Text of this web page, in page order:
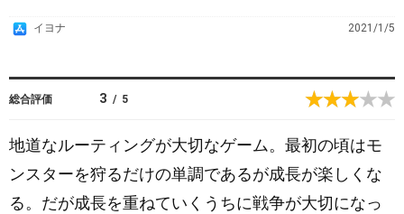
A
S
o
e
イヨナ 2021/1/5
総合評価 3 / 5
地道なルーティングが大切なゲーム。最初の頃はモ
ンスターを狩るだけの単調であるが成長が楽しくな
る。だが成長を重ねていくうちに戦争が大切になっ